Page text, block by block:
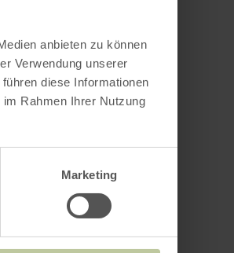
anbieten zu können
Verwendung unserer
diese Informationen
Rahmen Ihrer Nutzung
Marketing